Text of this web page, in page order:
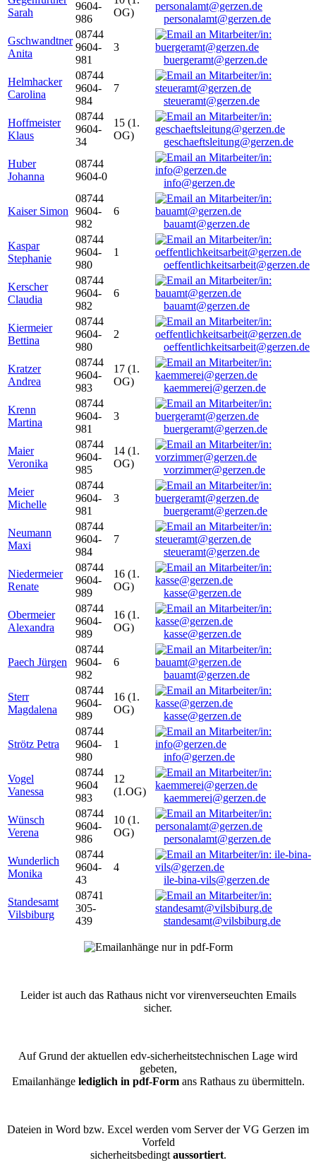
Sarah
9604-
986
OG)
personalamt@gerzen.de
Gschwandtner
Anita
08744
9604-
981
3
buergeramt@gerzen.de
Helmhacker
Carolina
08744
9604-
984
7
steueramt@gerzen.de
Hoffmeister
Klaus
08744
9604-
34
15 (1.
OG)
geschaeftsleitung@gerzen.de
Huber
Johanna
08744
9604-0
info@gerzen.de
Kaiser Simon
08744
9604-
982
6
bauamt@gerzen.de
Kaspar
Stephanie
08744
9604-
980
1
oeffentlichkeitsarbeit@gerzen.de
Kerscher
Claudia
08744
9604-
982
6
bauamt@gerzen.de
Kiermeier
Bettina
08744
9604-
980
2
oeffentlichkeitsarbeit@gerzen.de
Kratzer
Andrea
08744
9604-
983
17 (1.
OG)
kaemmerei@gerzen.de
Krenn
Martina
08744
9604-
981
3
buergeramt@gerzen.de
Maier
Veronika
08744
9604-
985
14 (1.
OG)
vorzimmer@gerzen.de
Meier
Michelle
08744
9604-
981
3
buergeramt@gerzen.de
Neumann
Maxi
08744
9604-
984
7
steueramt@gerzen.de
Niedermeier
Renate
08744
9604-
989
16 (1.
OG)
kasse@gerzen.de
Obermeier
Alexandra
08744
9604-
989
16 (1.
OG)
kasse@gerzen.de
Paech Jürgen
08744
9604-
982
6
bauamt@gerzen.de
Sterr
Magdalena
08744
9604-
989
16 (1.
OG)
kasse@gerzen.de
Strötz Petra
08744
9604-
980
1
info@gerzen.de
Vogel
Vanessa
08744
9604
983
12
(1.OG)
kaemmerei@gerzen.de
Wünsch
Verena
08744
9604-
986
10 (1.
OG)
personalamt@gerzen.de
Wunderlich
Monika
08744
9604-
43
4
ile-bina-vils@gerzen.de
Standesamt
Vilsbiburg
08741
305-
439
standesamt@vilsbiburg.de
Leider ist auch das Rathaus nicht vor virenverseuchten Emails
sicher.
Auf Grund der aktuellen edv-sicherheitstechnischen Lage wird
gebeten,
Emailanhänge lediglich in pdf-Formans Rathaus zu übermitteln.
Dateien in Word bzw. Excel werden vom Server der VG Gerzen im
Vorfeld
sicherheitsbedingt aussortiert.